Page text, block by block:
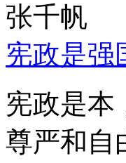
张千帆
宪政是强
宪政是本
尊严和自